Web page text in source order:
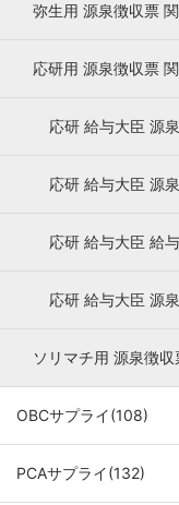
弥生用 源泉徴収票
応研用 源泉徴収票
応研 給与大臣 源
応研 給与大臣 源
応研 給与大臣 給
応研 給与大臣 源
ソリマチ用 源泉徴
OBCサプライ(108)
PCAサプライ(132)